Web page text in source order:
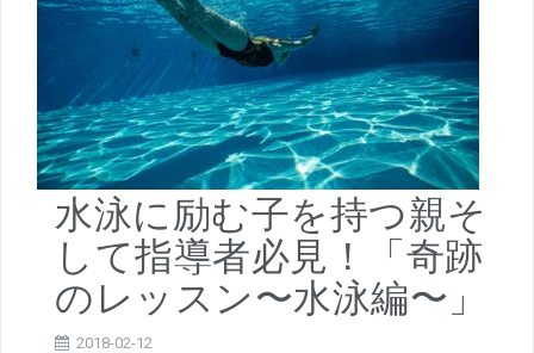
水泳に励む子を持つ親そ
して指導者必見！「奇跡
のレッスン〜水泳編〜」
2018-02-12